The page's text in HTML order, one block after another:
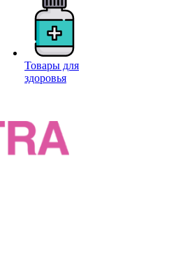
Товары для
здоровья